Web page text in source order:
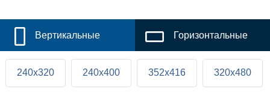
Вертикальные Горизонтальные
240x320 240x400 352x416 320x480